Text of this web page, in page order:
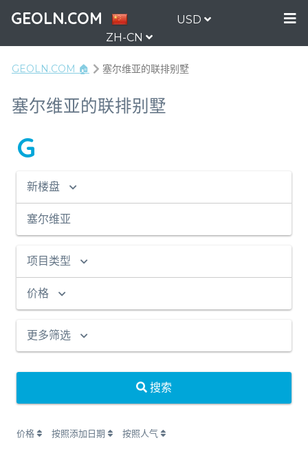
GEOLN.COM
ZH-CN
USD
GEOLN.COM 🏠 塞尔维亚的联排别墅
塞尔维亚的联排别墅
G
新楼盘
塞尔维亚
项目类型
价格
更多筛选
搜索
价格 按照添加日期 按照人气